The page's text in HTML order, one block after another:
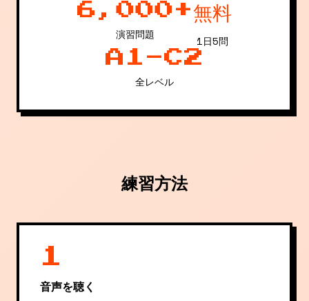
6,000+
演習問題
無料
1日5問
A1-C2
全レベル
練習方法
1
音声を聴く